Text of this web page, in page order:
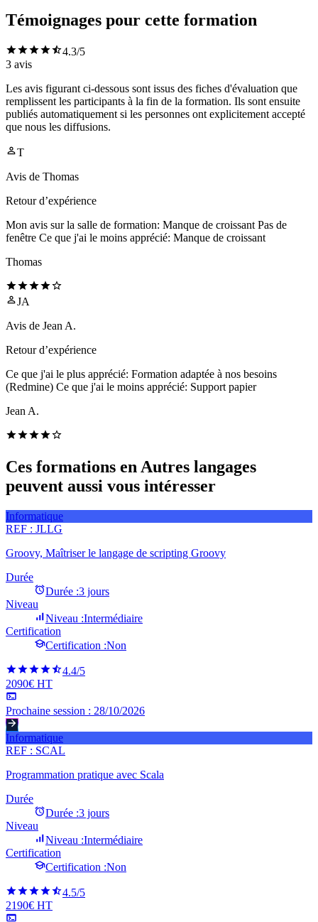
Témoignages pour cette formation
4.3/5
3 avis
Les avis figurant ci-dessous sont issus des fiches d'évaluation que
remplissent les participants à la fin de la formation. Ils sont ensuite
publiés automatiquement si les personnes ont explicitement accepté
que nous les diffusions.
T
Avis de Thomas
Retour d’expérience
Mon avis sur la salle de formation: Manque de croissant Pas de
fenêtre Ce que j'ai le moins apprécié: Manque de croissant
Thomas
JA
Avis de Jean A.
Retour d’expérience
Ce que j'ai le plus apprécié: Formation adaptée à nos besoins
(Redmine) Ce que j'ai le moins apprécié: Support papier
Jean A.
Ces formations en Autres langages
peuvent aussi vous intéresser
Informatique
REF : JLLG
Groovy, Maîtriser le langage de scripting Groovy
Durée
Durée :3 jours
Niveau
Niveau :Intermédiaire
Certification
Certification :Non
4.4/5
2090€ HT
Prochaine session : 28/10/2026
Informatique
REF : SCAL
Programmation pratique avec Scala
Durée
Durée :3 jours
Niveau
Niveau :Intermédiaire
Certification
Certification :Non
4.5/5
2190€ HT